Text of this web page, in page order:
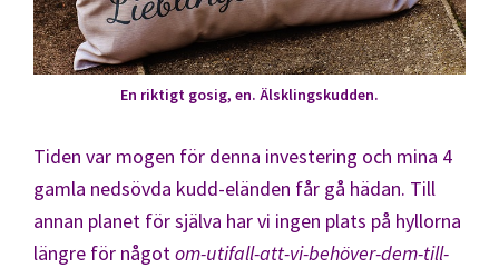
En riktigt gosig, en. Älsklingskudden.
Tiden var mogen för denna investering och mina 4
gamla nedsövda kudd-eländen får gå hädan. Till
annan planet för själva har vi ingen plats på hyllorna
längre för någotom-utifall-att-vi-behöver-dem-till-